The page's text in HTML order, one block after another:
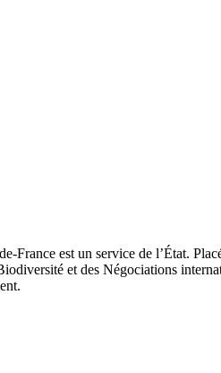
est un service de l’État.
et des Négociations